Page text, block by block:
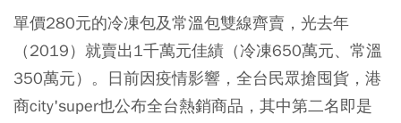
單價280元的冷凍包及常溫包雙線齊賣，光去年
（2019）就賣出1千萬元佳績（冷凍650萬元、常溫
350萬元）。日前因疫情影響，全台民眾搶囤貨，港
商city'super也公布全台熱銷商品，其中第二名即是